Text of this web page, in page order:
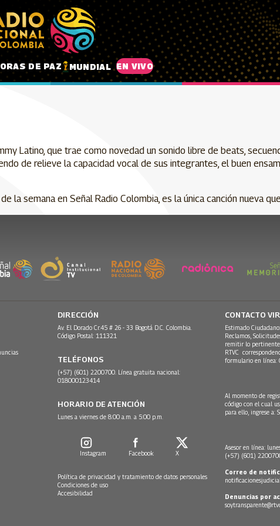
DE PAZ MUNDIAL EN VIVO
Latino, que trae como novedad un sonido libre de beats,
de relieve la capacidad vocal de sus integrantes, el buen
la semana en Señal Radio Colombia, es la única canción nueva
DIRECCIÓN
Av. El Dorado Cr.45 # 26 - 33 Bogotá D.C. Colombia.
Código Postal: 111321
TELÉFONOS
(+57) (601) 2200700. Línea gratuita nacional:
018000123414
HORARIO DE ATENCIÓN
Lunes a viernes de 8:00 a.m. a 5:00 p.m.
Instagram Facebook X
Política de privacidad y tratamiento de datos personales
Condiciones de uso
Accesibilidad
CONTACTO
Estimado
Reclamos,
remitir lo
RTVC
formulario en línea:
Al momento de
código con el cual
para ello, ingrese a:
Asesor en línea:
(+57) (601)
Correo de
Denuncias por